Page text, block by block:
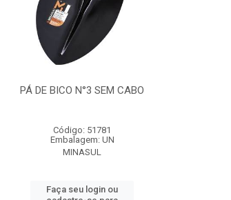
PÁ DE BICO N°3 SEM CABO
Código: 51781
Embalagem: UN
MINASUL
Faça seu login ou